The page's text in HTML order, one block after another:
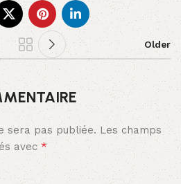
Older
sera pas publiée. Les champs
avec*